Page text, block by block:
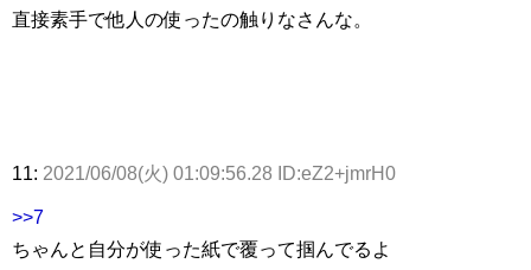
直接素手で他人の使ったの触りなさんな。
11: 2021/06/08(火) 01:09:56.28 ID:eZ2+jmrH0
>>7
ちゃんと自分が使った紙で覆って掴んでるよ